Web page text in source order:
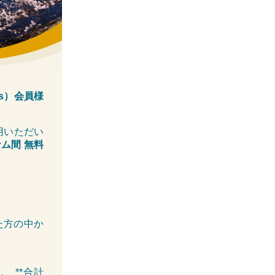
）会員様
いただい
間 無料
方の中か
、**合計